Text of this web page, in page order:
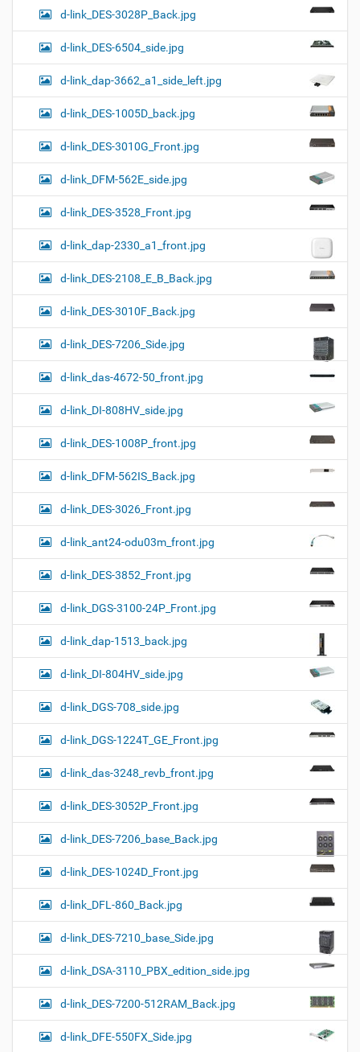
d-link_DES-3028P_Back.jpg
d-link_DES-6504_side.jpg
d-link_dap-3662_a1_side_left.jpg
d-link_DES-1005D_back.jpg
d-link_DES-3010G_Front.jpg
d-link_DFM-562E_side.jpg
d-link_DES-3528_Front.jpg
d-link_dap-2330_a1_front.jpg
d-link_DES-2108_E_B_Back.jpg
d-link_DES-3010F_Back.jpg
d-link_DES-7206_Side.jpg
d-link_das-4672-50_front.jpg
d-link_DI-808HV_side.jpg
d-link_DES-1008P_front.jpg
d-link_DFM-562IS_Back.jpg
d-link_DES-3026_Front.jpg
d-link_ant24-odu03m_front.jpg
d-link_DES-3852_Front.jpg
d-link_DGS-3100-24P_Front.jpg
d-link_dap-1513_back.jpg
d-link_DI-804HV_side.jpg
d-link_DGS-708_side.jpg
d-link_DGS-1224T_GE_Front.jpg
d-link_das-3248_revb_front.jpg
d-link_DES-3052P_Front.jpg
d-link_DES-7206_base_Back.jpg
d-link_DES-1024D_Front.jpg
d-link_DFL-860_Back.jpg
d-link_DES-7210_base_Side.jpg
d-link_DSA-3110_PBX_edition_side.jpg
d-link_DES-7200-512RAM_Back.jpg
d-link_DFE-550FX_Side.jpg